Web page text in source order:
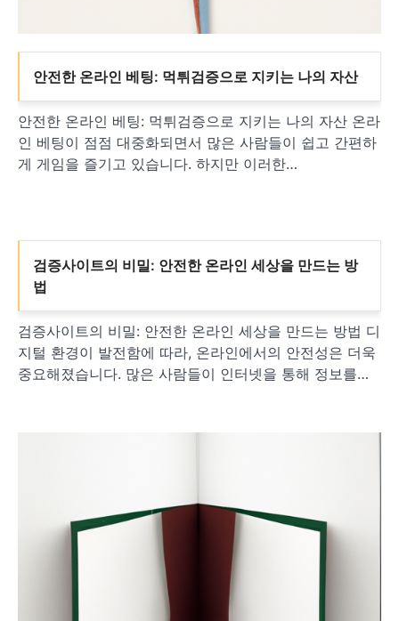
안전한 온라인 베팅: 먹튀검증으로 지키는 나의 자산
안전한 온라인 베팅: 먹튀검증으로 지키는 나의 자산 온라
인 베팅이 점점 대중화되면서 많은 사람들이 쉽고 간편하
게 게임을 즐기고 있습니다. 하지만 이러한…
검증사이트의 비밀: 안전한 온라인 세상을 만드는 방
법
검증사이트의 비밀: 안전한 온라인 세상을 만드는 방법 디
지털 환경이 발전함에 따라, 온라인에서의 안전성은 더욱
중요해졌습니다. 많은 사람들이 인터넷을 통해 정보를…